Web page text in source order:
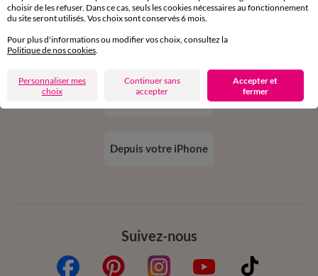
Suivez-nous
Téléchargez l’application
Depuis votre iPhone
choisir de les refuser. Dans ce cas, seuls les cookies nécessaires au fonctionnement
du site seront utilisés. Vos choix sont conservés 6 mois.
Pour plus d'informations ou modifier vos choix, consultez la
Politique de nos cookies.
Personnaliser mes
choix
Continuer sans
accepter
Accepter et
fermer